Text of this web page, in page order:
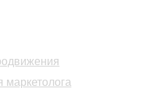
маркетолога